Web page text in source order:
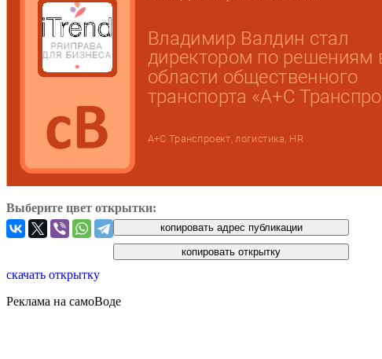
Выберите цвет открытки:
скачать открытку
Реклама на самоВоде